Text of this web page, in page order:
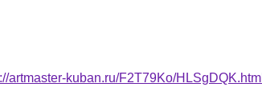
artmaster-kuban.ru/F2T79Ko/HLSgDQK.html